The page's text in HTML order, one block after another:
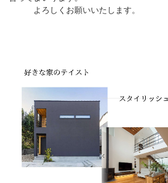
よろしくお願いいたします。